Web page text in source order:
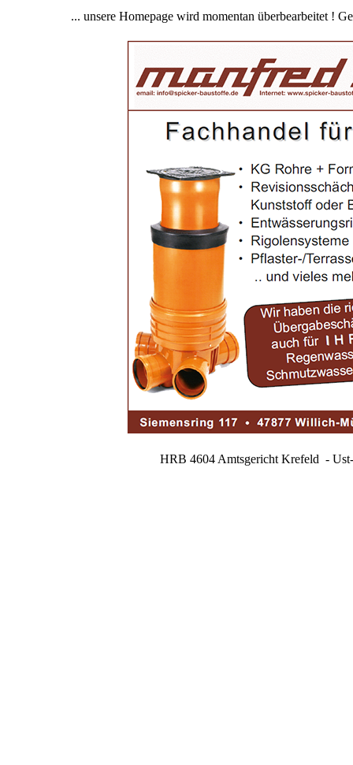
... unsere Homepage wird momentan überbearbeitet !
HRB 4604 Amtsgericht Krefeld -